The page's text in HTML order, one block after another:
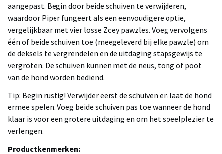
aangepast. Begin door beide schuiven te verwijderen,
waardoor Piper fungeert als een eenvoudigere optie,
vergelijkbaar met vier losse Zoey pawzles. Voeg vervolgens
één of beide schuiven toe (meegeleverd bij elke pawzle) om
de deksels te vergrendelen en de uitdaging stapsgewijs te
vergroten. De schuiven kunnen met de neus, tong of poot
van de hond worden bediend.
Tip: Begin rustig! Verwijder eerst de schuiven en laat de hond
ermee spelen. Voeg beide schuiven pas toe wanneer de hond
klaar is voor een grotere uitdaging en om het speelplezier te
verlengen.
Productkenmerken: